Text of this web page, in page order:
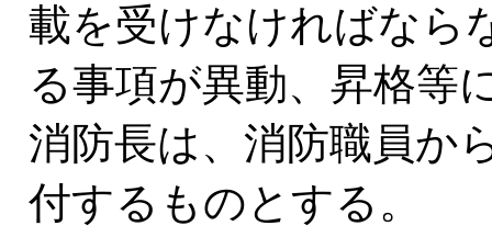
載を受けなければなら
る事項が異動、昇格等
消防長は、消防職員か
付するものとする。